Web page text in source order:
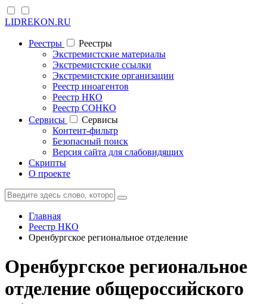
LIDREKON.RU
Реестры
Реестры
Экстремистские материалы
Экстремистские ссылки
Экстремистские организации
Реестр иноагентов
Реестр НКО
Реестр СОНКО
Cервисы
Cервисы
Контент-фильтр
Безопасный поиск
Версия сайта для слабовидящих
Скрипты
О проекте
Главная
Реестр НКО
Оренбургское региональное отделение
Оренбургское региональное
отделение общероссийского